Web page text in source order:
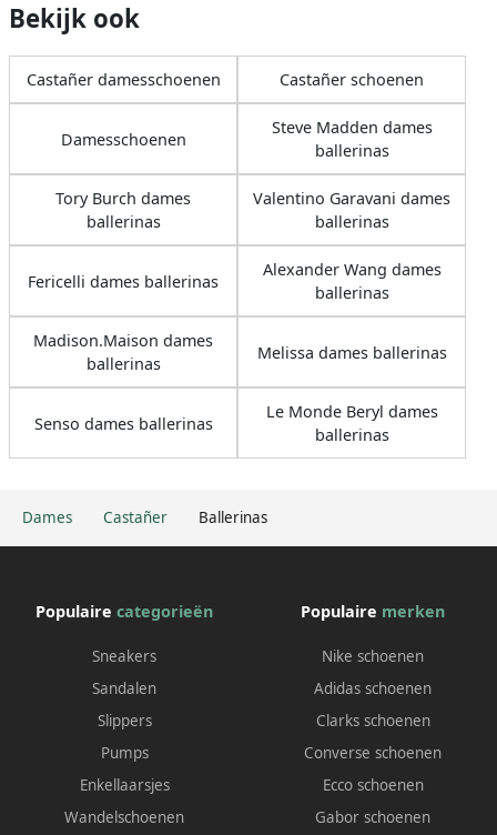
Dames Castañer Ballerinas
Bekijk ook
Castañer damesschoenen Castañer schoenen
Damesschoenen
Steve Madden dames
ballerinas
Tory Burch dames
ballerinas
Valentino Garavani dames
ballerinas
Fericelli dames ballerinas
Alexander Wang dames
ballerinas
Madison.Maison dames
ballerinas
Melissa dames ballerinas
Senso dames ballerinas
Le Monde Beryl dames
ballerinas
Populaire categorieën
Sneakers
Sandalen
Slippers
Pumps
Enkellaarsjes
Wandelschoenen
Populaire merken
Nike schoenen
Adidas schoenen
Clarks schoenen
Converse schoenen
Ecco schoenen
Gabor schoenen